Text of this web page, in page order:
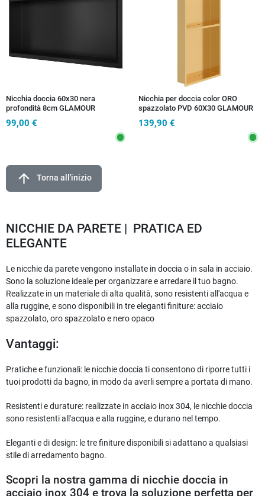
Nicchia doccia 60x30 nera
profondità 8cm GLAMOUR
99,00 €
Nicchia per doccia color ORO
spazzolato PVD 60X30 GLAMOUR
139,90 €
arrow_upward Torna all'inizio
NICCHIE DA PARETE | PRATICA ED
ELEGANTE
Le nicchie da parete vengono installate in doccia o in sala in acciaio.
Sono la soluzione ideale per organizzare e arredare il tuo bagno.
Realizzate in un materiale di alta qualità, sono resistenti all'acqua e
alla ruggine, e sono disponibili in tre eleganti finiture: acciaio
spazzolato, oro spazzolato e nero opaco
Vantaggi:
Pratiche e funzionali: le nicchie doccia ti consentono di riporre tutti i
tuoi prodotti da bagno, in modo da averli sempre a portata di mano.
Resistenti e durature: realizzate in acciaio inox 304, le nicchie doccia
sono resistenti all'acqua e alla ruggine, e durano nel tempo.
Eleganti e di design: le tre finiture disponibili si adattano a qualsiasi
stile di arredamento bagno.
Scopri la nostra gamma di nicchie doccia in
acciaio inox 304 e trova la soluzione perfetta per